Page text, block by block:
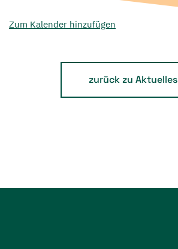
Zum Kalender hinzufügen
zurück zu Aktuelles